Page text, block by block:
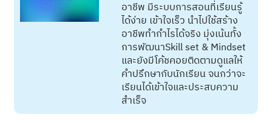
อาชีพ มีระบบการสอนที่เรียนรู้
ได้ง่าย เข้าใจเร็ว นำไปใช้สร้าง
อาชีพทำกำไรได้จริง มุ่งเน้นทั้ง
การพัฒนาSkill set & Mindset
และยังมีโค้ชคอยติดตามดูแลให้
คำปรึกษากับนักเรียน จนกว่าจะ
เรียนได้เข้าใจและประสบความ
สำเร็จ